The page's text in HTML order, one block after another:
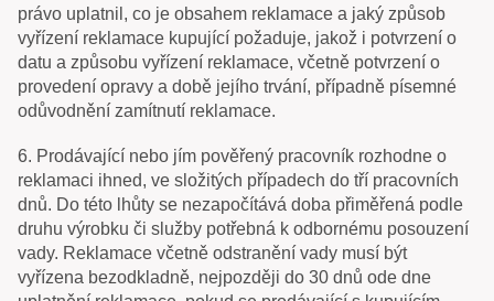
právo uplatnil, co je obsahem reklamace a jaký způsob
vyřízení reklamace kupující požaduje, jakož i potvrzení o
datu a způsobu vyřízení reklamace, včetně potvrzení o
provedení opravy a době jejího trvání, případně písemné
odůvodnění zamítnutí reklamace.
6. Prodávající nebo jím pověřený pracovník rozhodne o
reklamaci ihned, ve složitých případech do tří pracovních
dnů. Do této lhůty se nezapočítává doba přiměřená podle
druhu výrobku či služby potřebná k odbornému posouzení
vady. Reklamace včetně odstranění vady musí být
vyřízena bezodkladně, nejpozději do 30 dnů ode dne